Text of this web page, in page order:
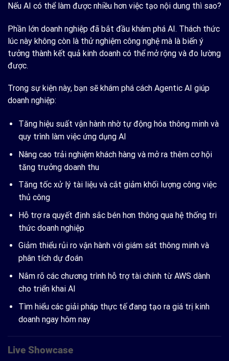
Nếu AI có thể làm được nhiều hơn việc tạo nội dung thì sao?
Phần lớn doanh nghiệp đã bắt đầu khám phá AI. Thách thức
lúc này không còn là thử nghiệm công nghệ mà là biến ý
tưởng thành kết quả kinh doanh có thể mở rộng và đo lường
được.
Trong sự kiện này, bạn sẽ khám phá cách Agentic AI giúp
doanh nghiệp:
Tăng hiệu suất vận hành nhờ tự động hóa thông minh và
quy trình làm việc ứng dụng AI
Nâng cao trải nghiệm khách hàng và mở ra thêm cơ hội
tăng trưởng doanh thu
Tăng tốc xử lý tài liệu và cắt giảm khối lượng công việc
thủ công
Hỗ trợ ra quyết định sắc bén hơn thông qua hệ thống tri
thức doanh nghiệp
Giảm thiểu rủi ro vận hành với giám sát thông minh và
phân tích dự đoán
Nắm rõ các chương trình hỗ trợ tài chính từ AWS dành
cho triển khai AI
Tìm hiểu các giải pháp thực tế đang tạo ra giá trị kinh
doanh ngay hôm nay
Live Showcase